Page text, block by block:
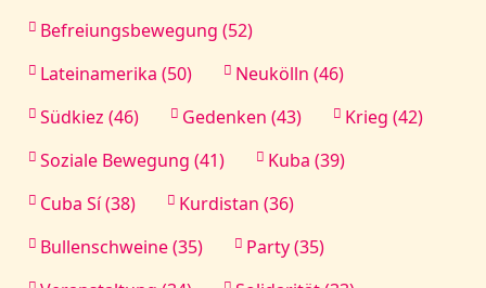
Befreiungsbewegung (52)
Lateinamerika (50)
Neukölln (46)
Südkiez (46)
Gedenken (43)
Krieg (42)
Soziale Bewegung (41)
Kuba (39)
Cuba Sí (38)
Kurdistan (36)
Bullenschweine (35)
Party (35)